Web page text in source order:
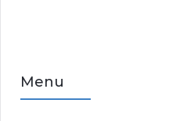
Menu